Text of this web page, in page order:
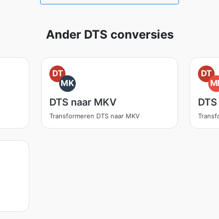
Ander DTS conversies
DT
MK
DTS naar MKV
Transformeren DTS naar MKV
DT